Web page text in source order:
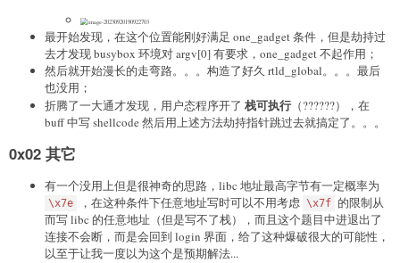
最开始发现，在这个位置能刚好满足 one_gadget 条件，但是劫持过
去才发现 busybox 环境对 argv[0] 有要求，one_gadget 不起作用；
然后就开始漫长的走弯路。。。构造了好久 rtld_global。。。最后
也没用；
折腾了一大通才发现，用户态程序开了 栈可执行 （??????），在
buff 中写 shellcode 然后用上述方法劫持指针跳过去就搞定了。。。
0x02 其它
有一个没用上但是很神奇的思路，libc 地址最高字节有一定概率为
\x7e ，在这种条件下任意地址写时可以不用考虑 \x7f 的限制从
而写 libc 的任意地址（但是写不了栈），而且这个题目中进退出了
连接不会断，而是会回到 login 界面，给了这种爆破很大的可能性，
以至于让我一度以为这个是预期解法...